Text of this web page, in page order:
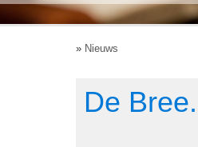
» Nieuws
De